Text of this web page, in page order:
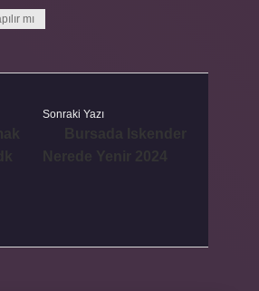
mı
Sonraki Yazı